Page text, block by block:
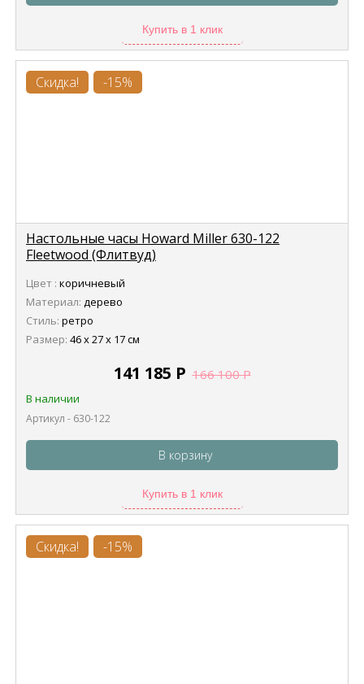
Купить в 1 клик
Скидка! -15%
Настольные часы Howard Miller 630-122
Fleetwood (Флитвуд)
Цвет : коричневый
Материал: дерево
Стиль: ретро
Размер: 46 х 27 х 17 см
141 185 Р 166 100Р
В наличии
Артикул - 630-122
В корзину
Купить в 1 клик
Скидка! -15%